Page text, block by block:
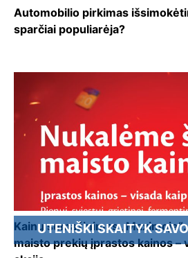
Automobilio pirkimas
sparčiai populiarėja?
Kainų sumažinimas
maisto prekių įprastos kainos –
SKAITYK SAVO KRAŠTO